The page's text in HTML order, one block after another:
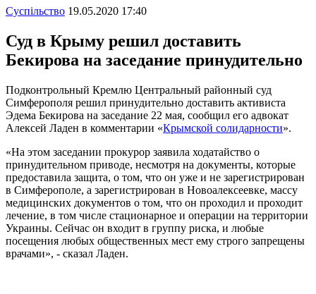
Суспiльство 19.05.2020 17:40
Суд в Крыму решил доставить
Бекирова на заседание принудительно
Подконтрольный Кремлю Центральный районный суд
Симферополя решил принудительно доставить активиста
Эдема Бекирова на заседание 22 мая, сообщил его адвокат
Алексей Ладен в комментарии «Крымской солидарности».
«На этом заседании прокурор заявила ходатайство о
принудительном приводе, несмотря на документы, которые
предоставила защита, о том, что он уже и не зарегистрирован
в Симферополе, а зарегистрирован в Новоалексеевке, массу
медицинских документов о том, что он проходил и проходит
лечение, в том числе стационарное и операции на территории
Украины. Сейчас он входит в группу риска, и любые
посещения любых общественных мест ему строго запрещены
врачами», - сказал Ладен.